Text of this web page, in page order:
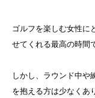
ゴルフを楽しむ女性に
せてくれる最高の時間
しかし、ラウンド中や
を抱える方は少なくあ